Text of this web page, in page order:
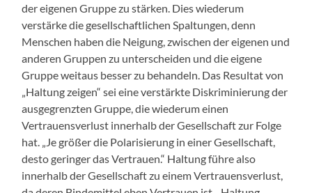
der eigenen Gruppe zu stärken. Dies wiederum
verstärke die gesellschaftlichen Spaltungen, denn
Menschen haben die Neigung, zwischen der eigenen und
anderen Gruppen zu unterscheiden und die eigene
Gruppe weitaus besser zu behandeln. Das Resultat von
„Haltung zeigen“ sei eine verstärkte Diskriminierung der
ausgegrenzten Gruppe, die wiederum einen
Vertrauensverlust innerhalb der Gesellschaft zur Folge
hat. „Je größer die Polarisierung in einer Gesellschaft,
desto geringer das Vertrauen.“ Haltung führe also
innerhalb der Gesellschaft zu einem Vertrauensverlust,